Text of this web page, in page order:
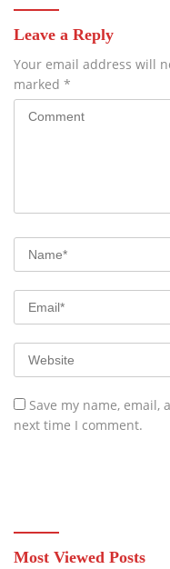
Leave a Reply
Your email address will
marked *
Save my name,
next time I comment.
Most Viewed Posts